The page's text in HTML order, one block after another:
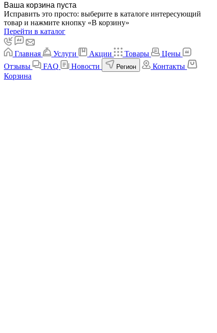
Ваша корзина пуста
Исправить это просто: выберите в каталоге интересующий
товар и нажмите кнопку «В корзину»
Перейти в каталог
Главная Услуги Акции Товары
Цены
Отзывы
FAQ Новости Регион
Контакты
Корзина